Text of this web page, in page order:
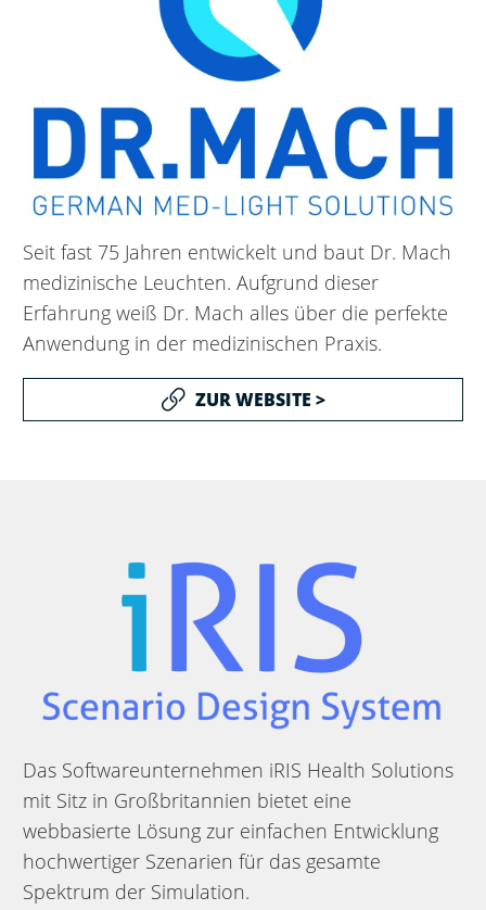
Seit fast 75 Jahren entwickelt und baut Dr. Mach
medizinische Leuchten. Aufgrund dieser
Erfahrung weiß Dr. Mach alles über die perfekte
Anwendung in der medizinischen Praxis.
ZUR WEBSITE >
Das Softwareunternehmen iRIS Health Solutions
mit Sitz in Großbritannien bietet eine
webbasierte Lösung zur einfachen Entwicklung
hochwertiger Szenarien für das gesamte
Spektrum der Simulation.